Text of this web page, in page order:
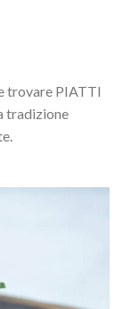
trovare PIATTI
tradizione